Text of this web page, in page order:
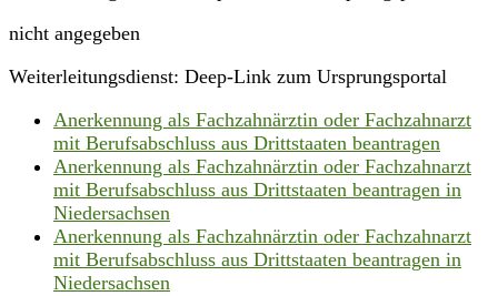
nicht angegeben
Weiterleitungsdienst: Deep-Link zum Ursprungsportal
Anerkennung als Fachzahnärztin oder Fachzahnarzt
mit Berufsabschluss aus Drittstaaten beantragen
Anerkennung als Fachzahnärztin oder Fachzahnarzt
mit Berufsabschluss aus Drittstaaten beantragen in
Niedersachsen
Anerkennung als Fachzahnärztin oder Fachzahnarzt
mit Berufsabschluss aus Drittstaaten beantragen in
Niedersachsen